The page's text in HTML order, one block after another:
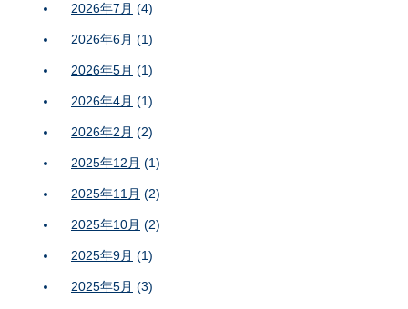
2026年7月 (4)
2026年6月 (1)
2026年5月 (1)
2026年4月 (1)
2026年2月 (2)
2025年12月 (1)
2025年11月 (2)
2025年10月 (2)
2025年9月 (1)
2025年5月 (3)